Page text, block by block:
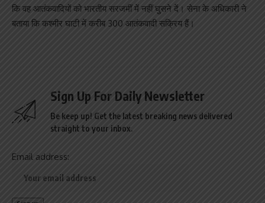
कि वह आतंकवादियों को भारतीय सरजमीं में नहीं घुसने दें। सेना के अधिकारी ने
बताया कि कश्मीर घाटी में करीब 300 आतंकवादी सक्रिय हैं।
Sign Up For Daily Newsletter
Be keep up! Get the latest breaking news delivered
straight to your inbox.
Email address: